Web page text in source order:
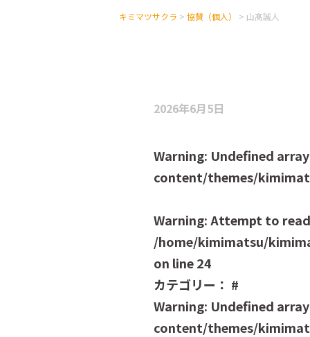
キミマツサクラ > 協賛（個人） > 山髙誠人
2026年6月5日
Warning: Undefined
content/themes/
Warning: Attempt to
/home/kimimatsu/
on line24
カテゴリー： #
Warning: Undefined
content/themes/